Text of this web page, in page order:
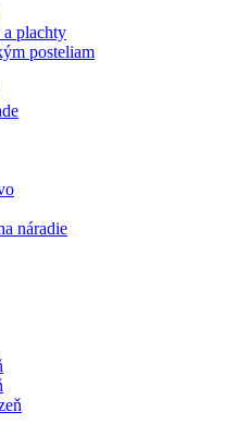
plachty
posteliam
náradie